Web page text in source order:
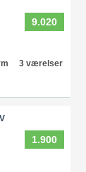
9.020
3 værelser
1.900